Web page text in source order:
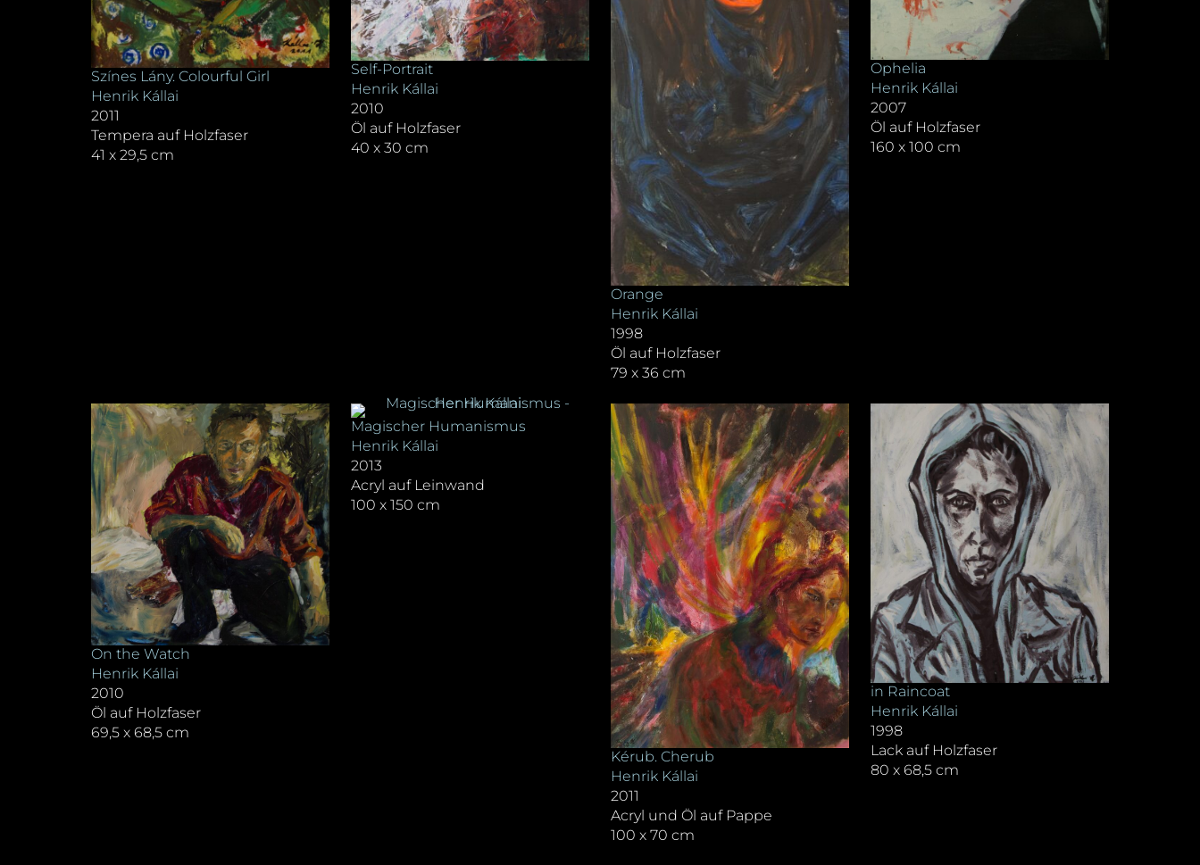
Színes Lány. Colourful Girl
Henrik Kállai
2011
Tempera auf Holzfaser
41 x 29,5 cm
Self-Portrait
Henrik Kállai
2010
Öl auf Holzfaser
40 x 30 cm
Orange
Henrik Kállai
1998
Öl auf Holzfaser
79 x 36 cm
Ophelia
Henrik Kállai
2007
Öl auf Holzfaser
160 x 100 cm
On the Watch
Henrik Kállai
2010
Öl auf Holzfaser
69,5 x 68,5 cm
Magischer Humanismus
Henrik Kállai
2013
Acryl auf Leinwand
100 x 150 cm
Kérub. Cherub
Henrik Kállai
2011
Acryl und Öl auf Pappe
100 x 70 cm
in Raincoat
Henrik Kállai
1998
Lack auf Holzfaser
80 x 68,5 cm